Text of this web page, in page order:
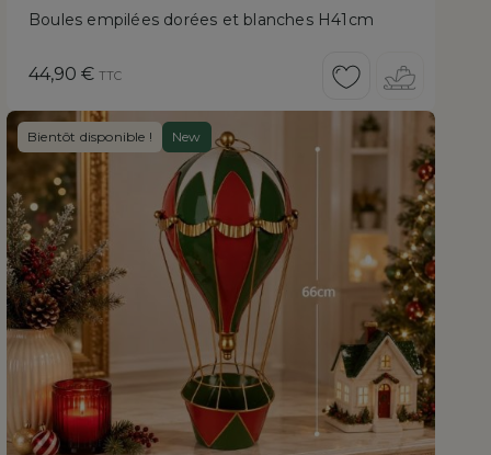
Boules empilées dorées et blanches H41cm
Prix
44,90 € TTC
Bientôt disponible ! New